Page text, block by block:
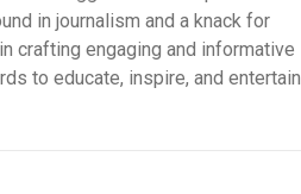
in journalism and a knack for
crafting engaging and informative
to educate, inspire, and entertain